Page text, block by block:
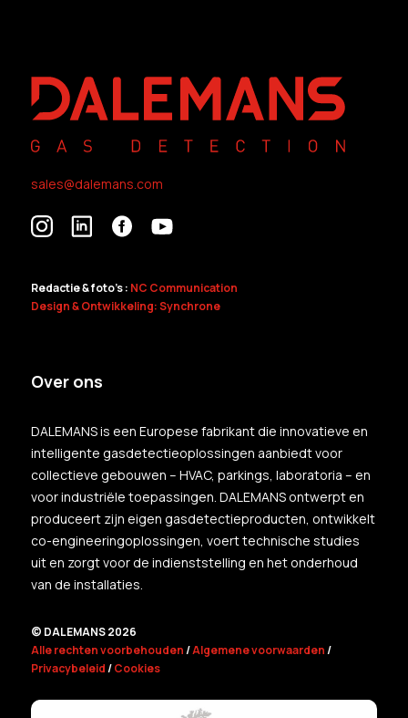
sales@dalemans.com
Redactie & foto's : NC Communication
Design & Ontwikkeling: Synchrone
Over ons
DALEMANS is een Europese fabrikant die innovatieve en
intelligente gasdetectieoplossingen aanbiedt voor
collectieve gebouwen – HVAC, parkings, laboratoria – en
voor industriële toepassingen. DALEMANS ontwerpt en
produceert zijn eigen gasdetectieproducten, ontwikkelt
co-engineeringoplossingen, voert technische studies
uit en zorgt voor de indienststelling en het onderhoud
van de installaties.
© DALEMANS 2026
Alle rechten voorbehouden/Algemene voorwaarden/
Privacybeleid/Cookies